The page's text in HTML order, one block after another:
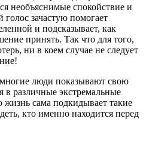
необъяснимые спокойствие и
зачастую помогает
и подсказывает, как
принять. Так что для того,
ни в коем случае не следует
люди показывают свою
различные экстремальные
сама подкидывает такие
кто именно находится перед